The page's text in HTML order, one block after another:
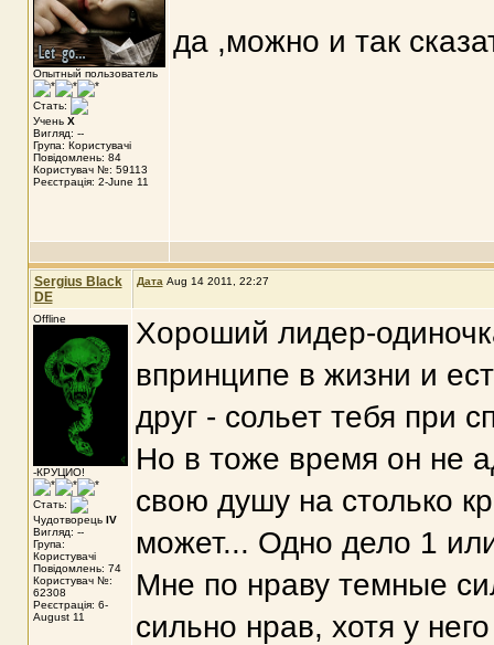
Опытный пользователь
Стать:
Учень X
Вигляд: --
Група: Користувачі
Повідомлень: 84
Користувач №: 59113
Реєстрація: 2-June 11
да ,можно и так
Sergius Black
DE
Дата Aug 14 2011, 22:27
Offline
-КРУЦИО!
Стать:
Чудотворець IV
Вигляд: --
Група:
Користувачі
Повідомлень: 74
Користувач №:
62308
Реєстрація: 6-
August 11
Хороший лидер-
впринципе в жизни и
друг - сольет тебя при
Но в тоже время он не
свою душу на столько
может... Одно дело 1
Мне по нраву темные
сильно нрав, хотя у